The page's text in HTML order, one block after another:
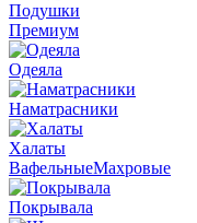
Подушки
Премиум
Одеяла
Наматрасники
Халаты
ВафельныеМахровые
Покрывала